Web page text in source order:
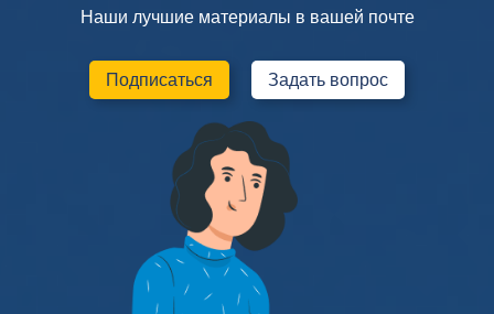
Наши лучшие материалы в вашей почте
Подписаться Задать вопрос